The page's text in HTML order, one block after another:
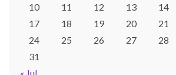
« Jul
10
11 12 13 14
17
18 19 20 21
24
25 26 27 28
31